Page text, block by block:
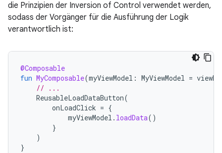
die Prinzipien der Inversion of Control verwendet werden,
sodass der Vorgänger für die Ausführung der Logik
verantwortlich ist:
@Composable
fun MyComposable(myViewModel : MyViewModel =
// ...
ReusableLoadDataButton(
onLoadClick = {
myViewModel . loadData()
}
)
}